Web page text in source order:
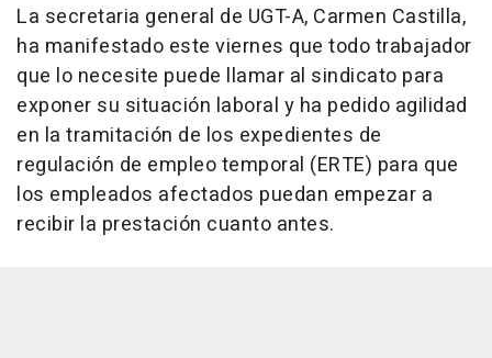
La secretaria general de UGT-A, Carmen Castilla,
ha manifestado este viernes que todo trabajador
que lo necesite puede llamar al sindicato para
exponer su situación laboral y ha pedido agilidad
en la tramitación de los expedientes de
regulación de empleo temporal (ERTE) para que
los empleados afectados puedan empezar a
recibir la prestación cuanto antes.